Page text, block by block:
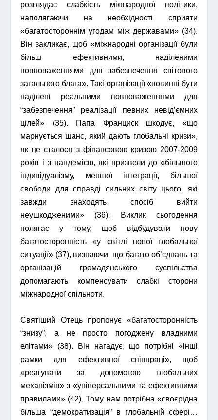
розглядає слабкість міжнародної політики,
наполягаючи на необхідності сприяти
«багатостороннім угодам між державами» (34).
Він закликає, щоб «міжнародні організації були
більш ефективними, наділеними
повноваженнями для забезпечення світового
загального блага». Такі організації «повинні бути
наділені реальними повноваженнями для
“забезпечення” реалізації певних невід’ємних
цілей» (35). Папа Франциск шкодує, «що
марнується шанс, який дають глобальні кризи»,
як це сталося з фінансовою кризою 2007-2009
років і з пандемією, які призвели до «більшого
індивідуалізму, меншої інтеграції, більшої
свободи для справді сильних світу цього, які
завжди знаходять спосіб вийти
неушкодженими» (36). Виклик сьогодення
полягає у тому, щоб відбудувати нову
багатосторонність «у світлі нової глобальної
ситуації» (37), визнаючи, що багато об’єднань та
організацій громадянського суспільства
допомагають компенсувати слабкі сторони
міжнародної спільноти.
Святіший Отець пропонує «багатосторонність
“знизу”, а не просто погоджену владними
елітами» (38). Він нагадує, що потрібні «інші
рамки для ефективної співпраці», щоб
«реагувати за допомогою глобальних
механізмів» з «універсальними та ефективними
правилами» (42). Тому нам потрібна «своєрідна
більша “демократизація” в глобальній сфері…